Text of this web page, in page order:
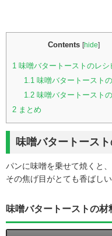
Contents [hide]
1 味噌バタートーストのレシ
1.1 味噌バタートースト
1.2味噌バタートースト
2 まとめ
味噌バタートース
パンに味噌を乗せて焼くと
その焦げ目がとても香ばしい
味噌バタートーストの材